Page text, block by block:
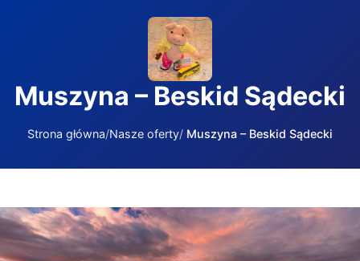
Muszyna – Beskid Sądecki
Strona główna Nasze oferty Muszyna – Beskid Sądecki
Muszyna – Beskid Sądecki